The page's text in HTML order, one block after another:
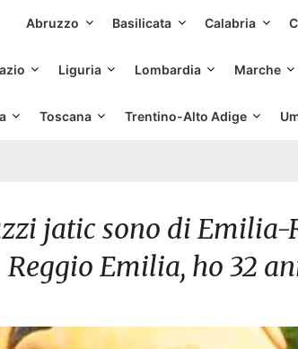
Incontri Gay
Abruzzo Basilicata Calabria
Liguria Lombardia Marche
Toscana Trentino-Alto Adige
jatic sono di Emilia-
Reggio Emilia, ho 32